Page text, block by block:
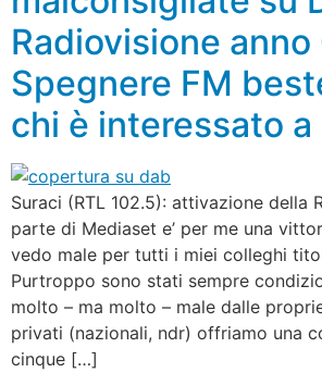
Radiovisione anno
Spegnere FM
chi è interessato
Suraci (RTL 102.5): attivazione della
parte di Mediaset e’ per me una
vedo male per tutti i miei colleghi
Purtroppo sono stati sempre
molto – ma molto – male dalle
privati (nazionali, ndr) offriamo una
cinque […]